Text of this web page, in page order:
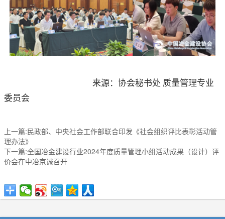
来源：协会秘书处 质量管理专业
委员会
上一篇:民政部、中央社会工作部联合印发《社会组织评比表彰活动管
理办法》
下一篇:全国冶金建设行业2024年度质量管理小组活动成果（设计）评
价会在中冶京诚召开